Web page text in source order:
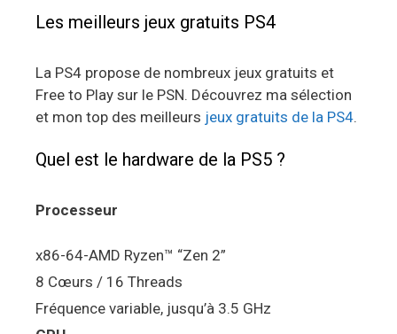
Les meilleurs jeux gratuits PS4
La PS4 propose de nombreux jeux gratuits et
Free to Play sur le PSN. Découvrez ma sélection
et mon top des meilleurs jeux gratuits de la PS4.
Quel est le hardware de la PS5 ?
Processeur
x86-64-AMD Ryzen™ “Zen 2”
8 Cœurs / 16 Threads
Fréquence variable, jusqu’à 3.5 GHz